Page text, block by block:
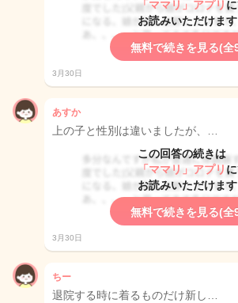
「ママリ」アプリ
お読みいただけます
無料で続きを見る(全
3月30日
あすか
上の子と性別は違いましたが、…
この回答の続きは
「ママリ」アプリ
お読みいただけます
無料で続きを見る(全
3月30日
ちー
退院する時に着るものだけ新し…